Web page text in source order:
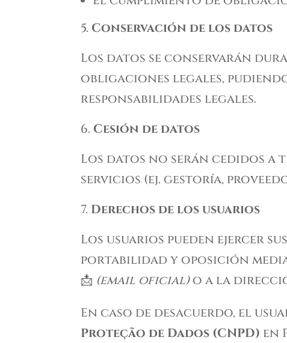
Conservación de los datos
Los datos se conservarán
obligaciones legales,
responsabilidades legales.
Cesión de datos
Los datos no serán cedidos
servicios (ej. gestoría,
Derechos de los usuarios
Los usuarios pueden ejercer
portabilidad y oposición
📩 (email oficial)o a la
En caso de desacuerdo, el
Proteção de Dados (CNPD) en